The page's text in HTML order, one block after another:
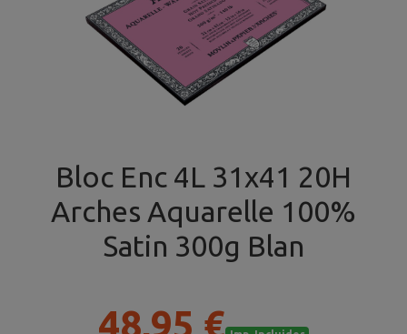
Bloc Enc 4L 31x41 20H
Arches Aquarelle 100%
Satin 300g Blan
48,95 €